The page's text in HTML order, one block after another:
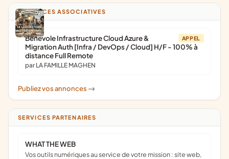
ANNONCES ASSOCIATIVES
APPEL
Bénévole Infrastructure Cloud Azure &
Migration Auth [Infra / DevOps / Cloud] H/F - 100% à
distance Full Remote
par LA FAMILLE MAGHEN
Publiez vos annonces ->
SERVICES PARTENAIRES
WHAT THE WEB
Vos outils numériques au service de votre mission : site web,